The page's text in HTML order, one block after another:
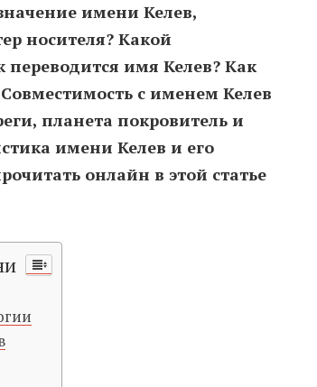
имени Келев,
носителя? Какой
имя Келев? Как
c именем Келев
планета покровитель и
имени Келев и его
онлайн в этой статье